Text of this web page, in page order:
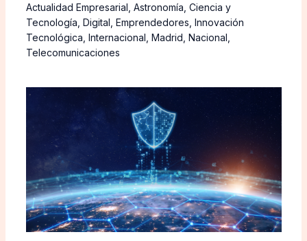
Actualidad Empresarial Astronomía Ciencia y
Tecnología Digital Emprendedores Innovación
Tecnológica Internacional Madrid Nacional
Telecomunicaciones